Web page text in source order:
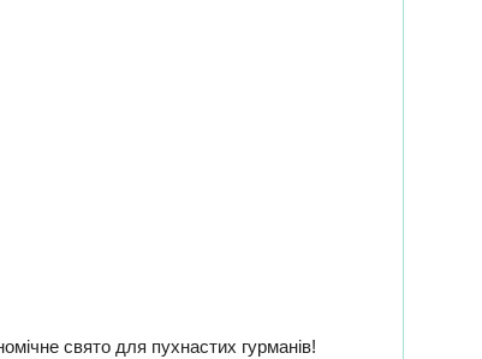
свято для пухнастих гурманів!